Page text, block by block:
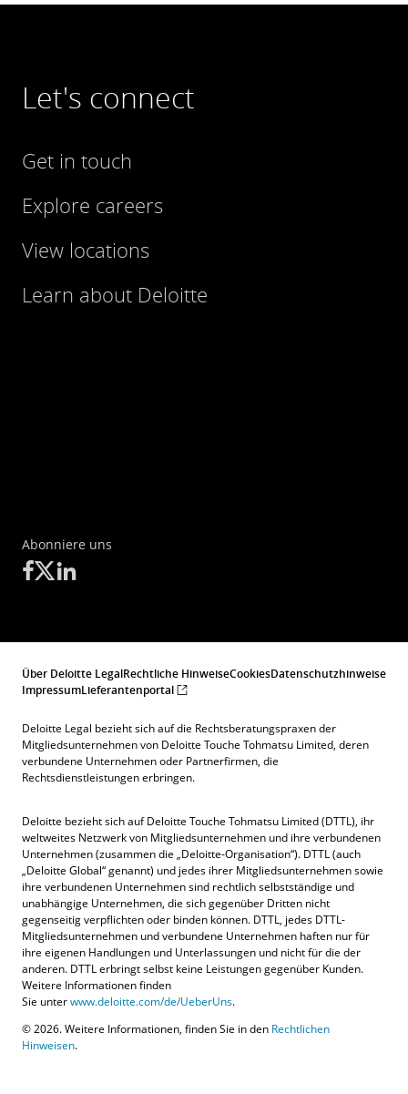
Let's connect
Get in touch
Explore careers
View locations
Learn about Deloitte
Abonniere uns
Über Deloitte LegalRechtliche HinweiseCookiesDatenschutzhinweise
ImpressumLieferantenportal
Deloitte Legal bezieht sich auf die Rechtsberatungspraxen der
Mitgliedsunternehmen von Deloitte Touche Tohmatsu Limited, deren
verbundene Unternehmen oder Partnerfirmen, die
Rechtsdienstleistungen erbringen.
Deloitte bezieht sich auf Deloitte Touche Tohmatsu Limited (DTTL), ihr
weltweites Netzwerk von Mitgliedsunternehmen und ihre verbundenen
Unternehmen (zusammen die „Deloitte-Organisation“). DTTL (auch
„Deloitte Global“ genannt) und jedes ihrer Mitgliedsunternehmen sowie
ihre verbundenen Unternehmen sind rechtlich selbstständige und
unabhängige Unternehmen, die sich gegenüber Dritten nicht
gegenseitig verpflichten oder binden können. DTTL, jedes DTTL-
Mitgliedsunternehmen und verbundene Unternehmen haften nur für
ihre eigenen Handlungen und Unterlassungen und nicht für die der
anderen. DTTL erbringt selbst keine Leistungen gegenüber Kunden.
Weitere Informationen finden
Sie unterwww.deloitte.com/de/UeberUns.
© 2026. Weitere Informationen, finden Sie in den Rechtlichen
Hinweisen.